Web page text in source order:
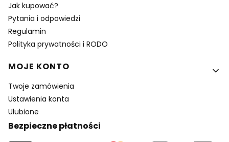
Jak kupować?
Pytania i odpowiedzi
Regulamin
Polityka prywatności i RODO
MOJE KONTO
Twoje zamówienia
Ustawienia konta
Ulubione
Bezpieczne płatności